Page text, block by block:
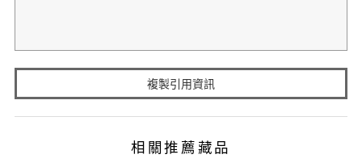
複製引用資訊
相關推薦藏品